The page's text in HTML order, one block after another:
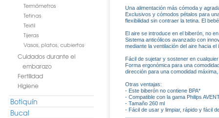
Termómetros
Tetinas
Textil
Tijeras
Vasos, platos, cubiertos
Cuidados durante el
embarazo
Fertilidad
Higiene
Botiquín
Bucal
Una alimentación más cómoda y
Exclusivos y cómodos pétalos para
flexibilidad sin contraer la tetina. El
El aire se introduce en el biberón, no
Sistema anticólicos avanzado con
mediante la ventilación del aire hacia
Fácil de sujetar y sostener en
Forma ergonómica para una
dirección para una comodidad
Otras ventajas:
- Este biberón no contiene BPA*
- Compatible con la gama Philips
- Tamaño 260 ml
- Fácil de usar y limpiar, rápido y fácil